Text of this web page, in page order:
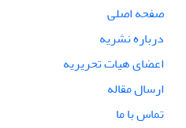
صفحه اصلی
درباره نشریه
اعضای هیات تحریریه
ارسال مقاله
تماس با ما